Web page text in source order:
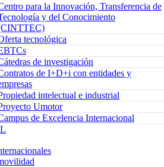
para la Innovación, Transferencia de
y del Conocimiento
tecnológica
de investigación
de I+D+i con entidades y
intelectual e industrial
Umotor
de Excelencia Internacional